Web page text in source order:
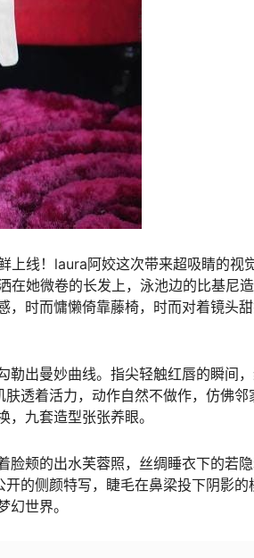
线！laura阿姣这次带来超吸睛的视
在她微卷的长发上，泳池边的比基尼
时而慵懒倚靠藤椅，时而对着镜头甜
勒出曼妙曲线。指尖轻触红唇的瞬间
透着活力，动作自然不做作，仿佛邻
九套造型张张养眼。
脸颊的出水芙蓉照，丝绸睡衣下的若
的侧颜特写，睫毛在鼻梁投下阴影的
世界。